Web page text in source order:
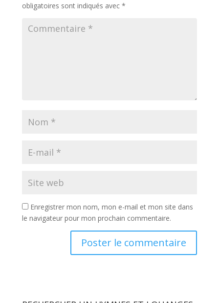
obligatoires sont indiqués avec *
Enregistrer mon nom, mon e-mail et mon site dans
le navigateur pour mon prochain commentaire.